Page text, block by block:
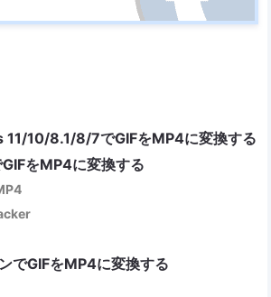
11/10/8.1/8/7でGIFをMP4に変換する
をMP4に変換する
でGIFをMP4に変換する